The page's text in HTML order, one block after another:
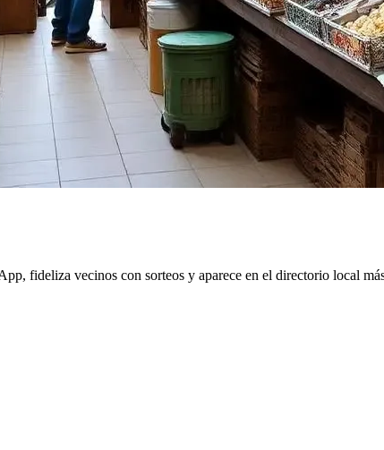
fideliza vecinos con sorteos y aparece en el directorio local